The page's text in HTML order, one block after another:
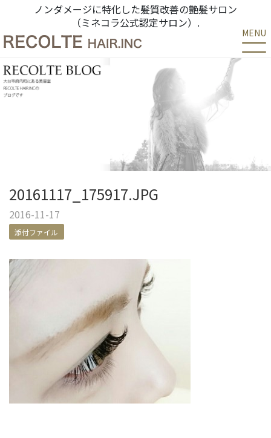
ノンダメージに特化した髪質改善の艶髪サロン
（ミネコラ公式認定サロン）.
MENU
20161117_175917.JPG
2016-11-17
添付ファイル